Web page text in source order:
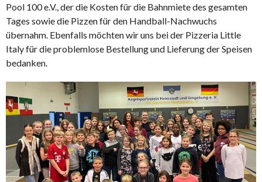
Pool 100 e.V., der die Kosten für die Bahnmiete des gesamten
Tages sowie die Pizzen für den Handball-Nachwuchs
übernahm. Ebenfalls möchten wir uns bei der Pizzeria Little
Italy für die problemlose Bestellung und Lieferung der Speisen
bedanken.